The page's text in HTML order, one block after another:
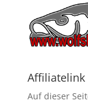
Affiliatelink
Auf dieser